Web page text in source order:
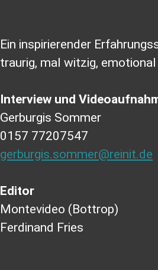
Ein inspirierender
traurig, mal witzig,
Interview und
Gerburgis Sommer
0157 77207547
gerburgis.sommer@reinit.de
Editor
Montevideo (Bottrop)
Ferdinand Fries